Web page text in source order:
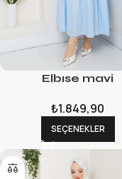
Elbıse mavi
₺1.849,90
SEÇENEKLER